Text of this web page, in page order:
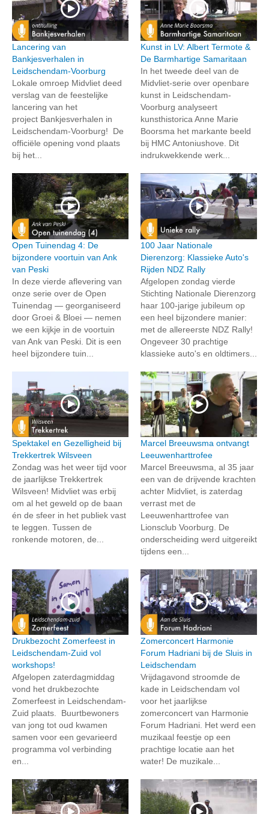
Lancering van
Bankjesverhalen in
Leidschendam-Voorburg
Lokale omroep Midvliet deed
verslag van de feestelijke
lancering van het
project Bankjesverhalen in
Leidschendam-Voorburg! De
officiële opening vond plaats
bij het...
Kunst in LV: Albert Termote &
De Barmhartige Samaritaan
In het tweede deel van de
Midvliet-serie over openbare
kunst in Leidschendam-
Voorburg analyseert
kunsthistorica Anne Marie
Boorsma het markante beeld
bij HMC Antoniushove. Dit
indrukwekkende werk...
Open Tuinendag 4: De
bijzondere voortuin van Ank
van Peski
In deze vierde aflevering van
onze serie over de Open
Tuinendag — georganiseerd
door Groei & Bloei — nemen
we een kijkje in de voortuin
van Ank van Peski. Dit is een
heel bijzondere tuin...
100 Jaar Nationale
Dierenzorg: Klassieke Auto's
Rijden NDZ Rally
Afgelopen zondag vierde
Stichting Nationale Dierenzorg
haar 100-jarige jubileum op
een heel bijzondere manier:
met de allereerste NDZ Rally!
Ongeveer 30 prachtige
klassieke auto's en oldtimers...
Spektakel en Gezelligheid bij
Trekkertrek Wilsveen
Zondag was het weer tijd voor
de jaarlijkse Trekkertrek
Wilsveen! Midvliet was erbij
om al het geweld op de baan
én de sfeer in het publiek vast
te leggen. Tussen de
ronkende motoren, de...
Marcel Breeuwsma ontvangt
Leeuwenharttrofee
Marcel Breeuwsma, al 35 jaar
een van de drijvende krachten
achter Midvliet, is zaterdag
verrast met de
Leeuwenharttrofee van
Lionsclub Voorburg. De
onderscheiding werd uitgereikt
tijdens een...
Drukbezocht Zomerfeest in
Leidschendam-Zuid vol
workshops!
Afgelopen zaterdagmiddag
vond het drukbezochte
Zomerfeest in Leidschendam-
Zuid plaats. Buurtbewoners
van jong tot oud kwamen
samen voor een gevarieerd
programma vol verbinding
en...
Zomerconcert Harmonie
Forum Hadriani bij de Sluis in
Leidschendam
Vrijdagavond stroomde de
kade in Leidschendam vol
voor het jaarlijkse
zomerconcert van Harmonie
Forum Hadriani. Het werd een
muzikaal feestje op een
prachtige locatie aan het
water! De muzikale...